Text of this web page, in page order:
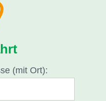
(mit Ort):